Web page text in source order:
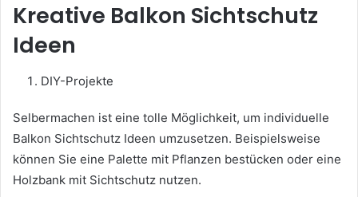
Kreative Balkon Sichtschutz
Ideen
DIY-Projekte
Selbermachen ist eine tolle Möglichkeit, um individuelle
Balkon Sichtschutz Ideen umzusetzen. Beispielsweise
können Sie eine Palette mit Pflanzen bestücken oder eine
Holzbank mit Sichtschutz nutzen.